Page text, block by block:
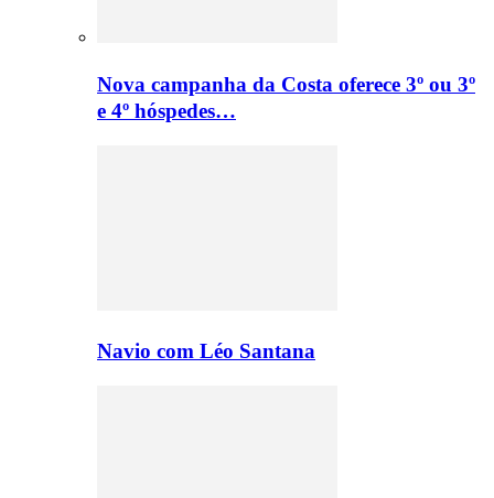
Nova campanha da Costa oferece 3º ou 3º
e 4º hóspedes…
Navio com Léo Santana